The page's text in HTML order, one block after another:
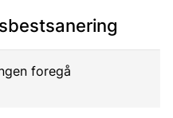
foregå